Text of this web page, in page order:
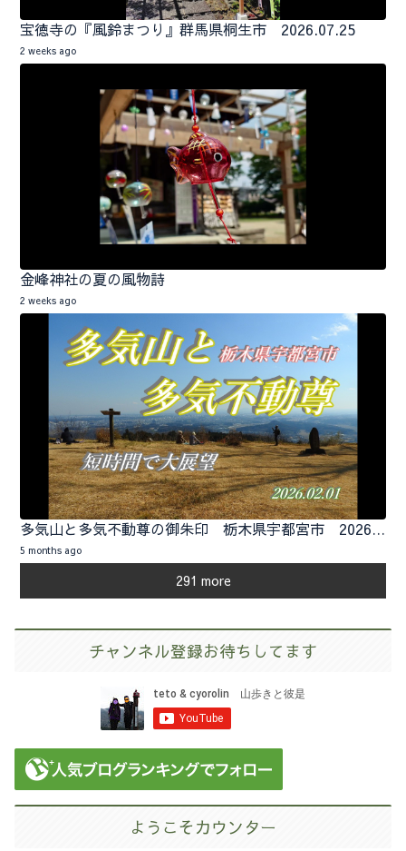
宝徳寺の『風鈴まつり』群馬県桐生市 2026.07.25
2 weeks ago
金峰神社の夏の風物詩
2 weeks ago
多気山と多気不動尊の御朱印 栃木県宇都宮市 2026.02.01
5 months ago
291 more
チャンネル登録お待ちしてます
ようこそカウンター